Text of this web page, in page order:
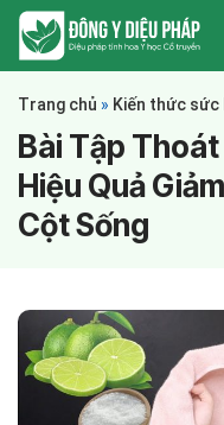
Trang chủ » Kiến thức sức
Bài Tập
Hiệu Quả
Cột Sống